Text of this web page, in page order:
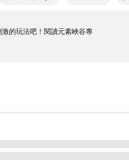
的玩法吧！閱讀元素峽谷專